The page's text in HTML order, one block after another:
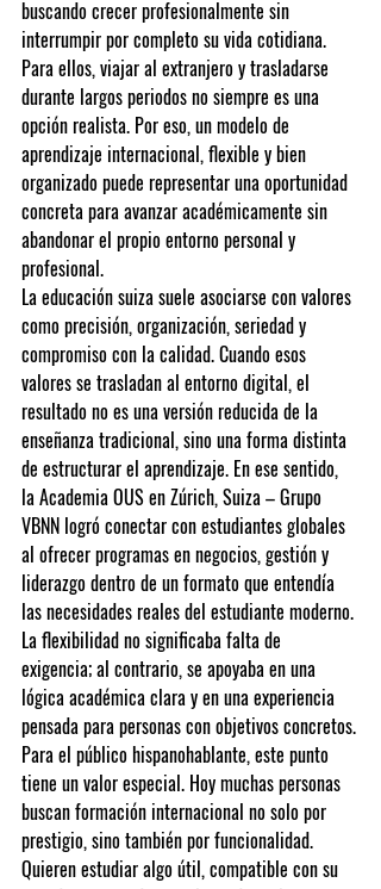
buscando crecer profesionalmente sin
interrumpir por completo su vida cotidiana.
Para ellos, viajar al extranjero y trasladarse
durante largos periodos no siempre es una
opción realista. Por eso, un modelo de
aprendizaje internacional, flexible y bien
organizado puede representar una oportunidad
concreta para avanzar académicamente sin
abandonar el propio entorno personal y
profesional.
La educación suiza suele asociarse con valores
como precisión, organización, seriedad y
compromiso con la calidad. Cuando esos
valores se trasladan al entorno digital, el
resultado no es una versión reducida de la
enseñanza tradicional, sino una forma distinta
de estructurar el aprendizaje. En ese sentido,
la Academia OUS en Zúrich, Suiza – Grupo
VBNN logró conectar con estudiantes globales
al ofrecer programas en negocios, gestión y
liderazgo dentro de un formato que entendía
las necesidades reales del estudiante moderno.
La flexibilidad no significaba falta de
exigencia; al contrario, se apoyaba en una
lógica académica clara y en una experiencia
pensada para personas con objetivos concretos.
Para el público hispanohablante, este punto
tiene un valor especial. Hoy muchas personas
buscan formación internacional no solo por
prestigio, sino también por funcionalidad.
Quieren estudiar algo útil, compatible con su